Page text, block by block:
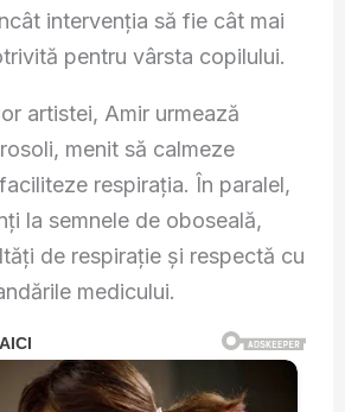
intervenția să fie cât mai
pentru vârsta copilului.
artistei, Amir urmează
menit să calmeze
respirația. În paralel,
la semnele de oboseală,
de respirație și respectă cu
medicului.